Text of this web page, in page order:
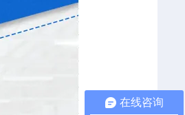
在线咨询